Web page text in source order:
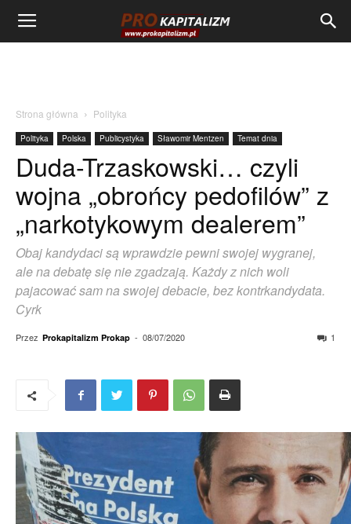
Strona główna Polityka
Polityka Polska Publicystyka Sławomir Mentzen Temat dnia
Duda-Trzaskowski… czyli
wojna „obrońcy pedofilów” z
„narkotykowym dealerem”
Obaj kandydaci są wprawdzie pewni swojej wygranej,
ale na debatę się nie zgadzają. Każdy z nich woli
pajacować sam na swojej debacie, bez kontrkandydata.
Cyrk
Przez Prokapitalizm Prokap - 08/07/2020 1